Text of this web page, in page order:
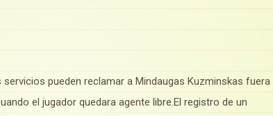
pueden reclamar a Mindaugas Kuzminskas fuera
el jugador quedara agente libre.El registro de un